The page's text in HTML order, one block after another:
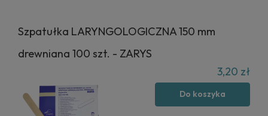
Szpatułka LARYNGOLOGICZNA 150 mm
drewniana 100 szt. - ZARYS
3,20 zł
Do koszyka